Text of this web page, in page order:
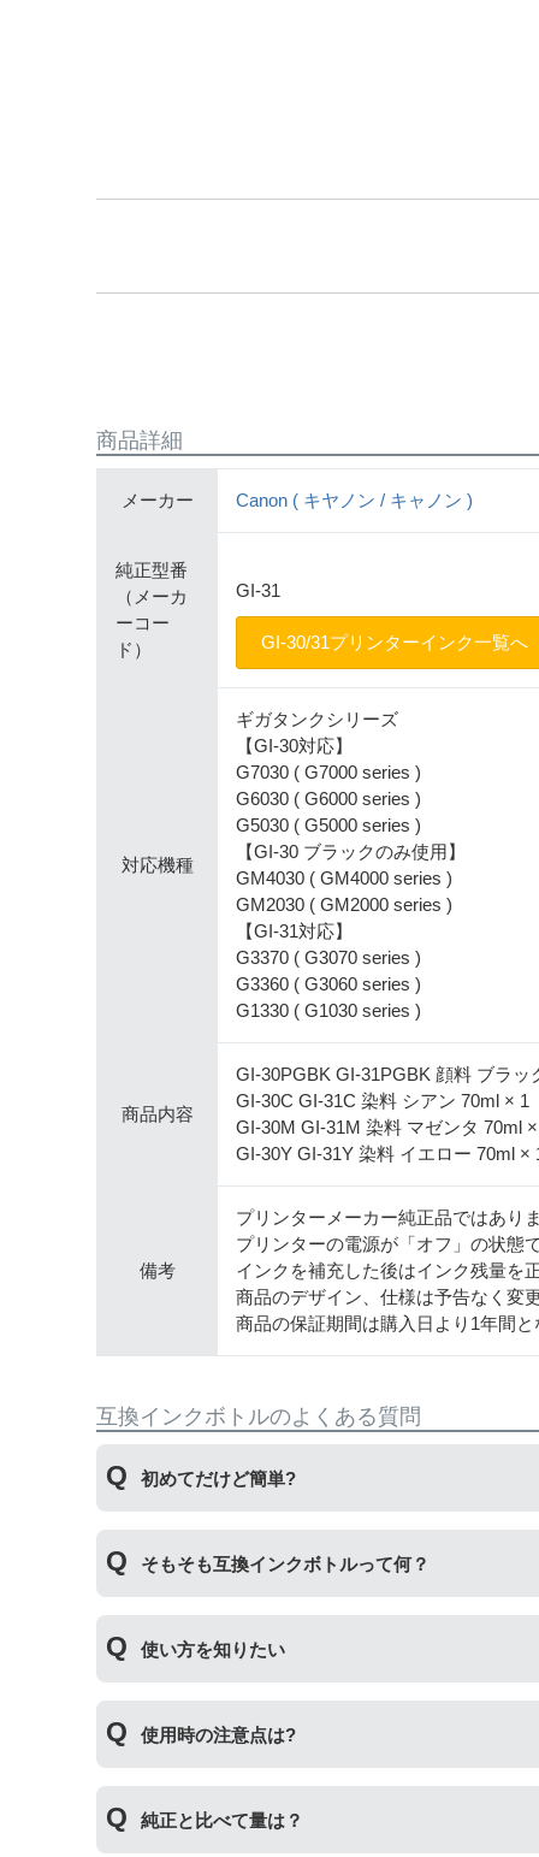
商品詳細
メーカー Canon ( キヤノン / キャノン )
純正型番
（メーカ
ーコー
ド）
GI-31
GI-30/31プリンターインク一覧へ
対応機種
ギガタンクシリーズ
【GI-30対応】
G7030 ( G7000 series )
G6030 ( G6000 series )
G5030 ( G5000 series )
【GI-30 ブラックのみ使用】
GM4030 ( GM4000 series )
GM2030 ( GM2000 series )
【GI-31対応】
G3370 ( G3070 series )
G3360 ( G3060 series )
G1330 ( G1030 series )
商品内容
GI-30PGBK GI-31PGBK 顔料 ブラッ
GI-30C GI-31C 染料 シアン 70ml × 1
GI-30M GI-31M 染料 マゼンタ 70ml
GI-30Y GI-31Y 染料 イエロー 70ml ×
備考
プリンターメーカー純正品ではあり
プリンターの電源が「オフ」の状態
インクを補充した後はインク残量を
商品のデザイン、仕様は予告なく変
商品の保証期間は購入日より1年間と
互換インクボトルのよくある質問
初めてだけど簡単?
とても簡単です。
そもそも互換インクボトルって何？
いただくことができます。
使い方を知りたい
ステップです。
使用時の注意点は?
純正と比べて量は？